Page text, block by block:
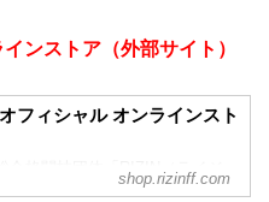
ンストア（外部サイト）
フィシャル オンラインスト
合格闘技団体「RIZIN（ライジ
公式グッズ販売店。大会やイベ
shop.rizinff.com